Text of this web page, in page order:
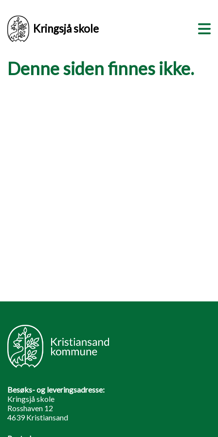
Kringsjå skole
Denne siden finnes ikke.
Besøks- og leveringsadresse:
Kringsjå skole
Rosshaven 12
4639 Kristiansand